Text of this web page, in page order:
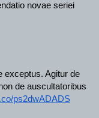
novae seriei
exceptus. Agitur de
de auscultatoribus
ps2dwADADS